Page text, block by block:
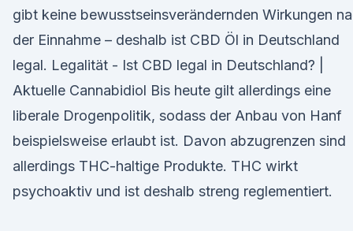
gibt keine bewusstseinsverändernden Wirkungen
der Einnahme – deshalb ist CBD Öl in Deutschland
legal. Legalität - Ist CBD legal in Deutschland? |
Aktuelle Cannabidiol Bis heute gilt allerdings eine
liberale Drogenpolitik, sodass der Anbau von Hanf
beispielsweise erlaubt ist. Davon abzugrenzen sind
allerdings THC-haltige Produkte. THC wirkt
psychoaktiv und ist deshalb streng reglementiert.